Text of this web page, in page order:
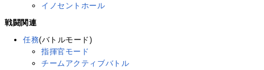
イノセントホール
戦闘関連
任務(バトルモード)
指揮官モード
チームアクティブバトル